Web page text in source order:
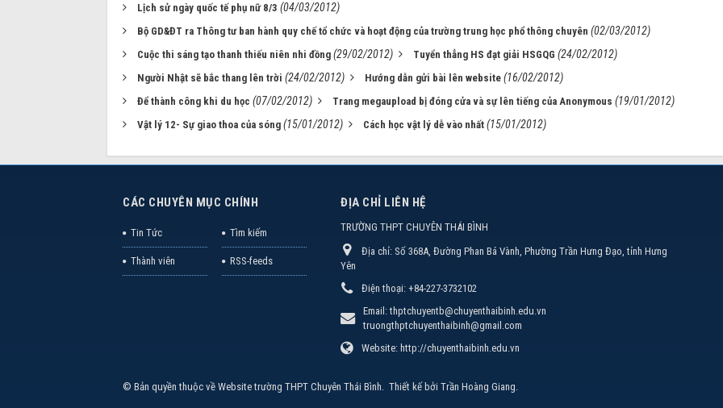
Lịch sử ngày quốc tế phụ nữ 8/3 (04/03/2012)
Bộ GD&ĐT ra Thông tư ban hành quy chế tổ chức và hoạt động của trường trung học phổ thông chuyên (02/03/2012)
Cuộc thi sáng tạo thanh thiếu niên nhi đồng (29/02/2012) Tuyển thẳng HS đạt giải HSGQG (24/02/2012)
Người Nhật sẽ bắc thang lên trời (24/02/2012) Hướng dẫn gửi bài lên website (16/02/2012)
Để thành công khi du học (07/02/2012) Trang megaupload bị đóng cửa và sự lên tiếng của Anonymous (19/01/2012)
Vật lý 12- Sự giao thoa của sóng (15/01/2012) Cách học vật lý dễ vào nhất (15/01/2012)
CÁC CHUYÊN MỤC CHÍNH
Tin Tức Tìm kiếm
Thành viên RSS-feeds
ĐỊA CHỈ LIÊN HỆ
TRƯỜNG THPT CHUYÊN THÁI BÌNH
Địa chỉ: Số 368A, Đường Phan Bá Vành, Phường Trần Hưng Đạo, tỉnh Hưng
Yên
Điện thoại: +84-227-3732102
Email:thptchuyentb@chuyenthaibinh.edu.vn
truongthptchuyenthaibinh@gmail.com
Website: http://chuyenthaibinh.edu.vn
© Bản quyền thuộc về Website trường THPT Chuyên Thái Bình. Thiết kế bởi Trần Hoàng Giang.